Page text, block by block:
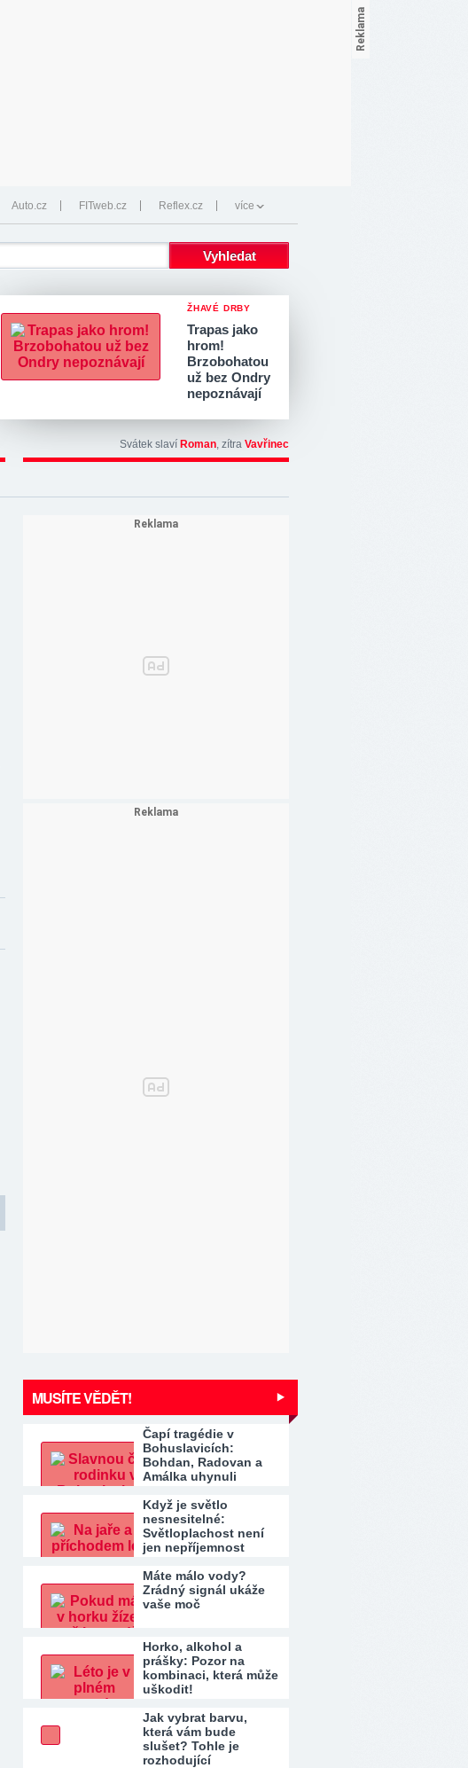
Auto.cz FITweb.cz Reflex.cz více
ŽHAVÉ DRBY
Trapas jako
hrom!
Brzobohatou
už bez Ondry
nepoznávají
Svátek slaví Roman, zítra Vavřinec
MUSÍTE VĚDĚT!
Čapí tragédie v
Bohuslavicích:
Bohdan, Radovan a
Amálka uhynuli
Když je světlo
nesnesitelné:
Světloplachost není
jen nepříjemnost
Máte málo vody?
Zrádný signál ukáže
vaše moč
Horko, alkohol a
prášky: Pozor na
kombinaci, která může
uškodit!
Jak vybrat barvu,
která vám bude
slušet? Tohle je
rozhodující